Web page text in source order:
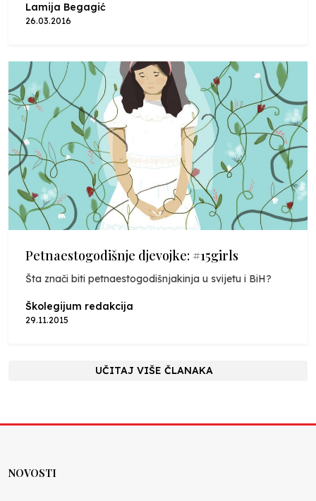
Lamija Begagić
26.03.2016
Petnaestogodišnje djevojke: #15girls
Šta znači biti petnaestogodišnjakinja u svijetu i BiH?
Školegijum redakcija
29.11.2015
UČITAJ VIŠE ČLANAKA
NOVOSTI